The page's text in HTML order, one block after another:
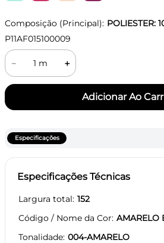
Composição (Principal): POLIESTER:
P11AF015100009
＋
－
Especificações
Especificações Técnicas
Largura total 152
Código / Nome da Cor AMARELO
Tonalidade 004-AMARELO